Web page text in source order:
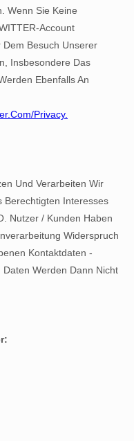
Wenn Sie Keine
Account
Dem Besuch Unserer
Insbesondere Das
Ebenfalls An
privacy.
Und Verarbeiten Wir
Berechtigten Interesses
Nutzer / Kunden Haben
Widerspruch
Kontaktdaten -
Werden Dann Nicht